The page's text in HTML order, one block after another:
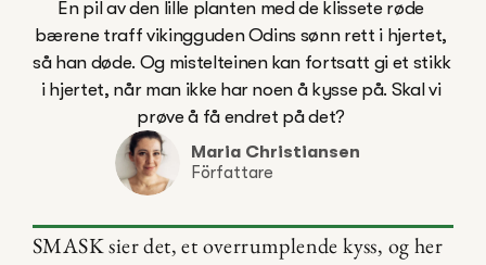
En pil av den lille planten med de klissete røde
bærene traff vikingguden Odins sønn rett i hjertet,
så han døde. Og mistelteinen kan fortsatt gi et stikk
i hjertet, når man ikke har noen å kysse på. Skal vi
Maria Christiansen
Författare
SMASK sier det, et overrumplende kyss, og her